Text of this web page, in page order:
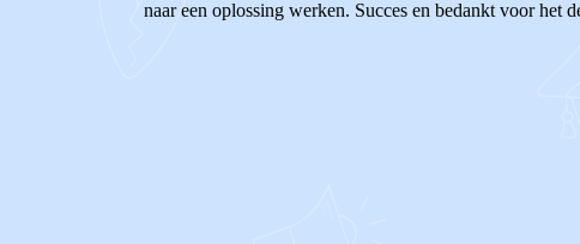
naar een oplossing werken. Succes en bedankt voor